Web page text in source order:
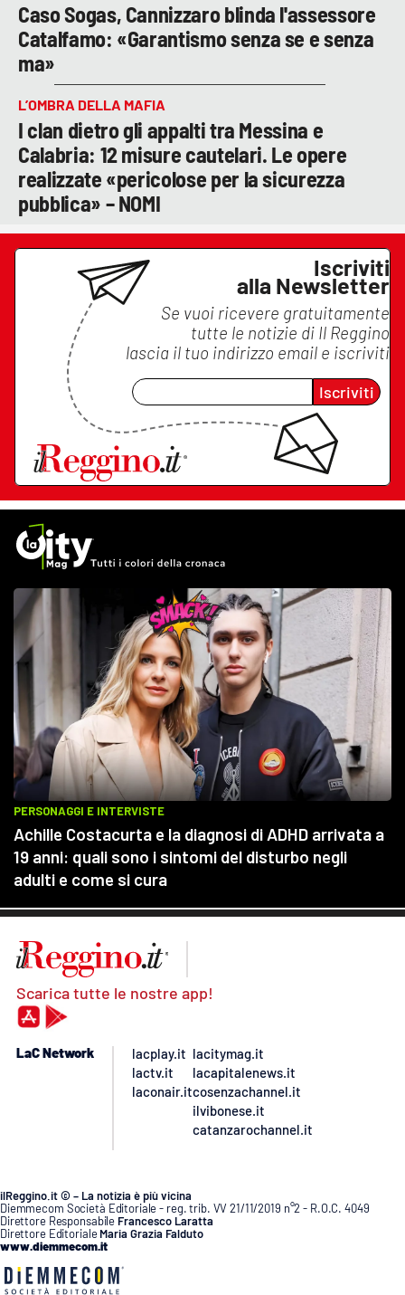
Caso Sogas, Cannizzaro blinda l'assessore
Catalfamo: «Garantismo senza se e senza
ma»
L’OMBRA DELLA MAFIA
I clan dietro gli appalti tra Messina e
Calabria: 12 misure cautelari. Le opere
realizzate «pericolose per la sicurezza
pubblica» – NOMI
Iscriviti
alla Newsletter
Se vuoi ricevere gratuitamente
tutte le notizie di Il Reggino
lascia il tuo indirizzo email e iscriviti
Iscriviti
Scarica tutte le nostre app!
LaC Network
lacplay.it
lactv.it
laconair.it
lacitymag.it
lacapitalenews.it
cosenzachannel.it
ilvibonese.it
catanzarochannel.it
ilReggino.it © – La notizia è più vicina
Diemmecom Società Editoriale - reg. trib. VV 21/11/2019 n°2 - R.O.C. 4049
Direttore Responsabile Francesco Laratta
Direttore Editoriale Maria Grazia Falduto
www.diemmecom.it